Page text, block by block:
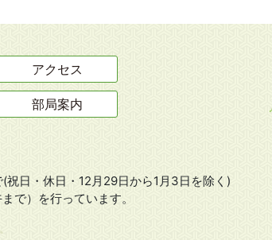
アクセス
部局案内
日・休日・12月29日から1月3日を除く)
で）を行っています。